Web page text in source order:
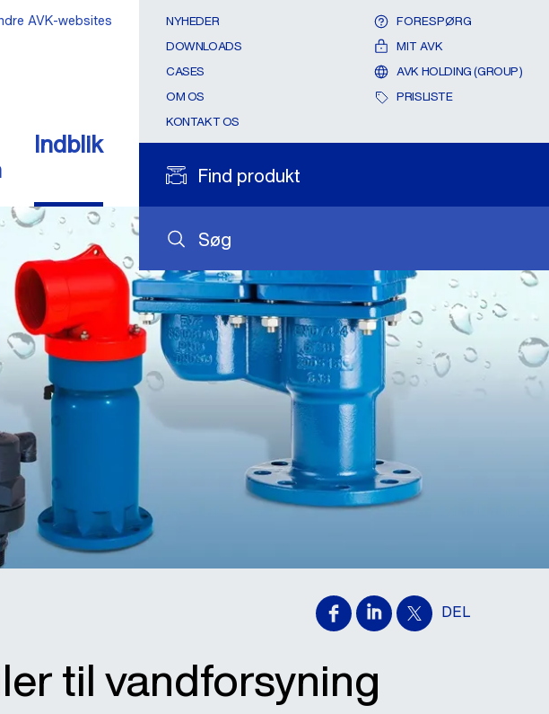
Indblik
Søg
Find produkt
NYHEDER
DOWNLOADS
CASES
OM OS
KONTAKT OS
FORESPØRG
MIT AVK
AVK HOLDING (GROUP)
PRISLISTE
AVK-websites
DEL
til vandforsyning